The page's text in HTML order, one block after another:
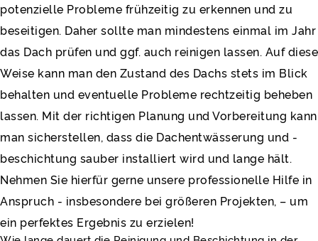
potenzielle Probleme frühzeitig zu erkennen und zu
beseitigen. Daher sollte man mindestens einmal im Jahr
das Dach prüfen und ggf. auch reinigen lassen. Auf diese
Weise kann man den Zustand des Dachs stets im Blick
behalten und eventuelle Probleme rechtzeitig beheben
lassen. Mit der richtigen Planung und Vorbereitung kann
man sicherstellen, dass die Dachentwässerung und -
beschichtung sauber installiert wird und lange hält.
Nehmen Sie hierfür gerne unsere professionelle Hilfe in
Anspruch - insbesondere bei größeren Projekten, – um
ein perfektes Ergebnis zu erzielen!